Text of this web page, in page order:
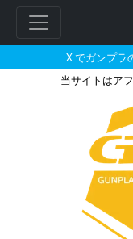
X でガンプラ
当サイトはア
トイザらス